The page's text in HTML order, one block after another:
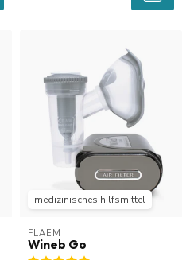
medizinisches hilfsmittel
FLAEM
Wineb Go